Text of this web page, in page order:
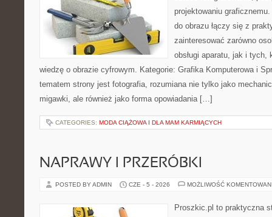
projektowaniu
do obrazu łączy się z
zainteresować zarówno
obsługi aparatu, jak i
wiedzę o obrazie cyfrowym. Kategorie: Grafika Komputerowa i
tematem strony jest fotografia, rozumiana nie tylko jako
migawki, ale również jako forma opowiadania […]
CATEGORIES: MODA CIĄŻOWA I DLA MAM KARMIĄCYCH
NAPRAWY I PRZERÓBKI
POSTED BY ADMIN CZE - 5 - 2026 MOŻLIWOŚĆ
Proszkic.pl to praktyczna